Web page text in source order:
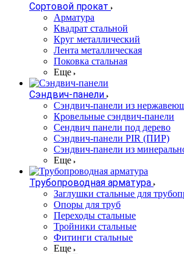
Сортовой прокат
Арматура
Квадрат стальной
Круг металлический
Лента металлическая
Поковка стальная
Еще
Сэндвич-панели
Cэндвич-панели из
Кровельные сэндвич-панели
Сендвич панели под дерево
Сэндвич-панели PIR (ПИР)
Сэндвич-панели из
Еще
Трубопроводная арматура
Заглушки стальные для
Опоры для труб
Переходы стальные
Тройники стальные
Фитинги стальные
Еще